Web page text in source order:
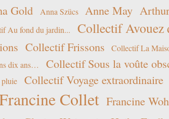
non
robot
afin
prévenir
toutes
spam.
Gold Anna Szücs Anne May
Au fond du jardin...
Collectif Avouez
Collectif Frissons Collectif La
dix ans… Collectif Sous la voûte
Collectif Voyage extraordinaire
Collet Francine